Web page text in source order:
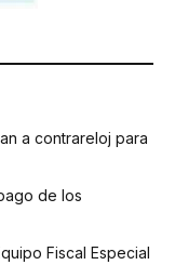
a contrareloj para
de los
Fiscal Especial